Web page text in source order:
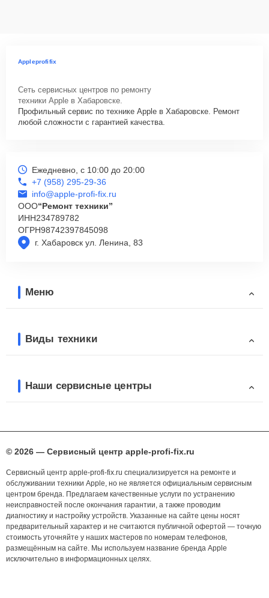
Appleprofifix
Сеть сервисных центров по ремонту
техники Apple в Хабаровске.
Профильный сервис по технике Apple в Хабаровске. Ремонт
любой сложности с гарантией качества.
г. Хабаровск ул. Ленина, 83
Ежедневно, с 10:00 до 20:00
+7 (958) 295-29-36
info@apple-profi-fix.ru
ООО“Ремонт техники”
ИНН234789782
ОГРН98742397845098
Меню
Виды техники
Наши сервисные центры
© 2026 — Сервисный центр apple-profi-fix.ru
Сервисный центр apple-profi-fix.ru специализируется на ремонте и
обслуживании техники Apple, но не является официальным сервисным
центром бренда. Предлагаем качественные услуги по устранению
неисправностей после окончания гарантии, а также проводим
диагностику и настройку устройств. Указанные на сайте цены носят
предварительный характер и не считаются публичной офертой — точную
стоимость уточняйте у наших мастеров по номерам телефонов,
размещённым на сайте. Мы используем название бренда Apple
исключительно в информационных целях.